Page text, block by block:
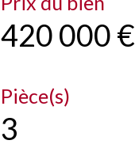
420 000 €
Pièce(s)
3